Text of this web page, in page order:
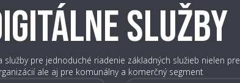
SLUŽBY
služby pre jednoduché riadenie základných služieb nielen pre
ale aj pre komunálny a komerčný segment